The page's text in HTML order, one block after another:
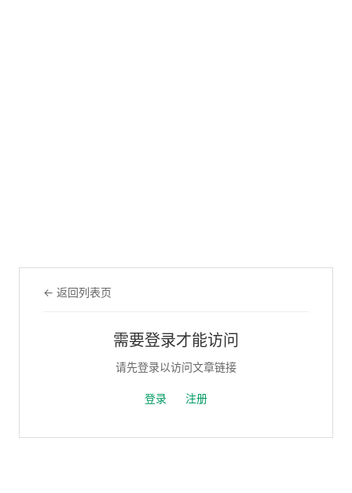
← 返回列表页
需要登录才能访问
请先登录以访问文章链接
登录 注册